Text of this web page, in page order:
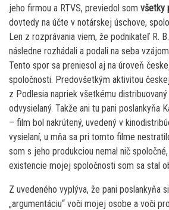
jeho firmou a RTVS, previedol som všetky
dovtedy na účte v notárskej úschove,
Len z rozprávania viem, že podnikateľ R.
následne rozhádali a podali na seba
Tento spor sa preniesol aj na úroveň
spoločnosti. Predovšetkým aktivitou
z Podlesia napriek všetkému
odvysielaný. Takže ani tu pani poslankyňa
– film bol nakrútený, uvedený v
vysielaní, u mňa sa pri tomto filme
som s jeho produkciou nemal nič
existencie mojej spoločnosti som sa stal
Z uvedeného vyplýva, že pani poslankyňa
„argumentáciu“ voči mojej osobe a voči